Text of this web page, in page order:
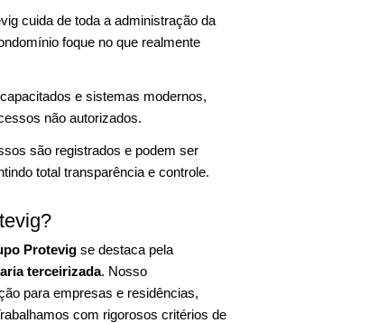
cuida de toda a administração da
foque no que realmente
e sistemas modernos,
não autorizados.
são registrados e podem ser
total transparência e controle.
Protevig se destaca pela
terceirizada. Nosso
para empresas e residências,
com rigorosos critérios de